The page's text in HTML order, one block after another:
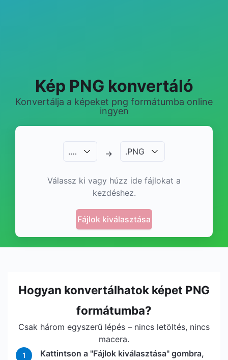
Kép PNG konvertáló
Konvertálja a képeket png formátumba online
ingyen
.… → .PNG
Válassz ki vagy húzz ide fájlokat a
kezdéshez.
Fájlok kiválasztása
Hogyan konvertálhatok képet PNG
formátumba?
Csak három egyszerű lépés – nincs letöltés, nincs
macera.
1
Kattintson a "Fájlok kiválasztása" gombra,